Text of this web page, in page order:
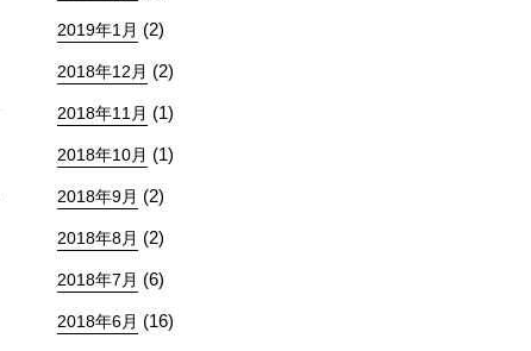
2019年1月 (2)
2018年12月 (2)
2018年11月 (1)
2018年10月 (1)
2018年9月 (2)
2018年8月 (2)
2018年7月 (6)
2018年6月 (16)